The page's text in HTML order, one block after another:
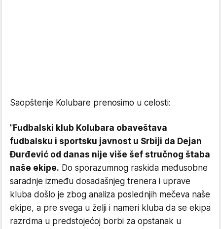
Saopštenje Kolubare prenosimo u celosti:
"Fudbalski klub Kolubara obaveštava
fudbalsku i sportsku javnost u Srbiji da Dejan
Đurđević od danas nije više šef stručnog štaba
naše ekipe. Do sporazumnog raskida međusobne
saradnje između dosadašnjeg trenera i uprave
kluba došlo je zbog analiza poslednjih mečeva naše
ekipe, a pre svega u želji i nameri kluba da se ekipa
razrdma u predstojećoj borbi za opstanak u